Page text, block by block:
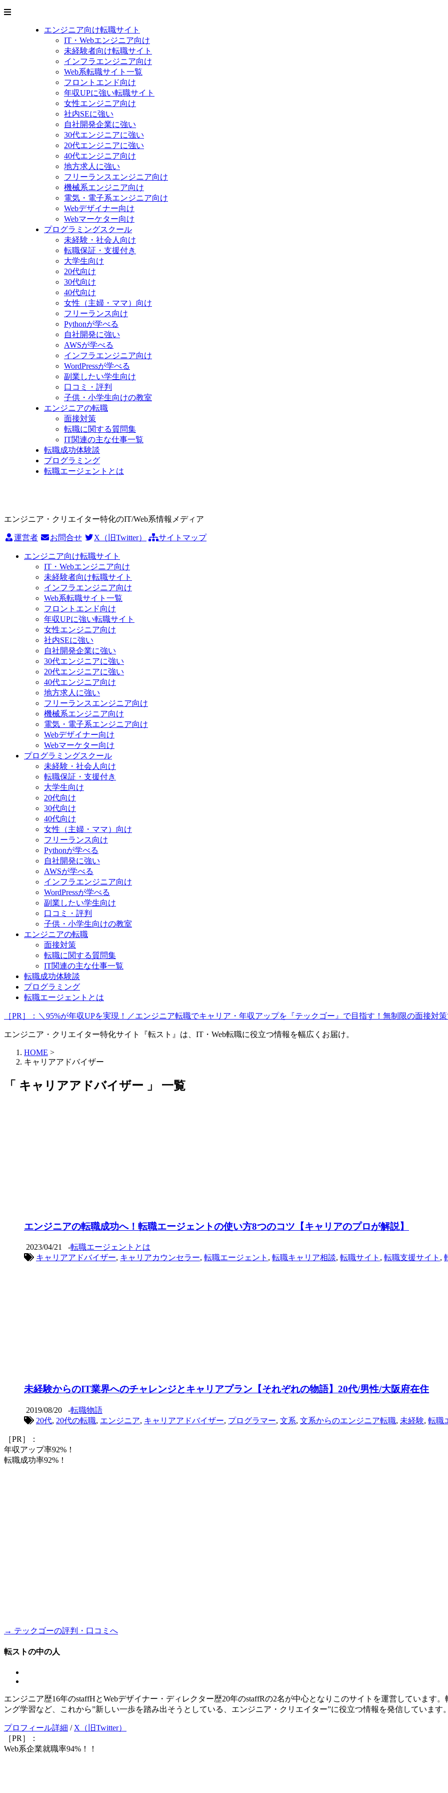
エンジニア向け転職サイト
IT・Webエンジニア向け
未経験者向け転職サイト
インフラエンジニア向け
Web系転職サイト一覧
フロントエンド向け
年収UPに強い転職サイト
女性エンジニア向け
社内SEに強い
自社開発企業に強い
30代エンジニアに強い
20代エンジニアに強い
40代エンジニア向け
地方求人に強い
フリーランスエンジニア向け
機械系エンジニア向け
電気・電子系エンジニア向け
Webデザイナー向け
Webマーケター向け
プログラミングスクール
未経験・社会人向け
転職保証・支援付き
大学生向け
20代向け
30代向け
40代向け
女性（主婦・ママ）向け
フリーランス向け
Pythonが学べる
自社開発に強い
AWSが学べる
インフラエンジニア向け
WordPressが学べる
副業したい学生向け
口コミ・評判
子供・小学生向けの教室
エンジニアの転職
面接対策
転職に関する質問集
IT関連の主な仕事一覧
転職成功体験談
プログラミング
転職エージェントとは
エンジニア・クリエイター特化のIT/Web系情報メディア
運営者 お問合せ X（旧Twitter） サイトマップ
エンジニア向け転職サイト
IT・Webエンジニア向け
未経験者向け転職サイト
インフラエンジニア向け
Web系転職サイト一覧
フロントエンド向け
年収UPに強い転職サイト
女性エンジニア向け
社内SEに強い
自社開発企業に強い
30代エンジニアに強い
20代エンジニアに強い
40代エンジニア向け
地方求人に強い
フリーランスエンジニア向け
機械系エンジニア向け
電気・電子系エンジニア向け
Webデザイナー向け
Webマーケター向け
プログラミングスクール
未経験・社会人向け
転職保証・支援付き
大学生向け
20代向け
30代向け
40代向け
女性（主婦・ママ）向け
フリーランス向け
Pythonが学べる
自社開発に強い
AWSが学べる
インフラエンジニア向け
WordPressが学べる
副業したい学生向け
口コミ・評判
子供・小学生向けの教室
エンジニアの転職
面接対策
転職に関する質問集
IT関連の主な仕事一覧
転職成功体験談
プログラミング
転職エージェントとは
［PR］：＼95%が年収UPを実現！／エンジニア転職でキャリア・年収アップを『テックゴー』で目指す！無制限の面接対
エンジニア・クリエイター特化サイト『転スト』は、IT・Web転職に役立つ情報を幅広くお届け。
HOME >
キャリアアドバイザー
「 キャリアアドバイザー 」 一覧
エンジニアの転職成功へ！転職エージェントの使い方8つのコツ【キャリアのプロが解説】
2023/04/21 -転職エージェントとは
キャリアアドバイザー, キャリアカウンセラー, 転職エージェント , 転職キャリア相談, 転職サイト , 転職支援サイト ,
未経験からのIT業界へのチャレンジとキャリアプラン【それぞれの物語】20代/男性/大阪府在住
2019/08/20 -転職物語
20代, 20代の転職, エンジニア, キャリアアドバイザー, プログラマー, 文系, 文系からのエンジニア転職, 未経験, 転職
［PR］：
年収アップ率92%！
転職成功率92%！
→ テックゴーの評判・口コミへ
転ストの中の人
エンジニア歴16年のstaffHとWebデザイナー・ディレクター歴20年のstaffRの2名が中心となりこのサイトを運営しています
ング学習など、これから”新しい一歩を踏み出そうとしている、エンジニア・クリエイター”に役立つ情報を発信しています。
プロフィール詳細 / X（旧Twitter）
［PR］：
Web系企業就職率94%！！